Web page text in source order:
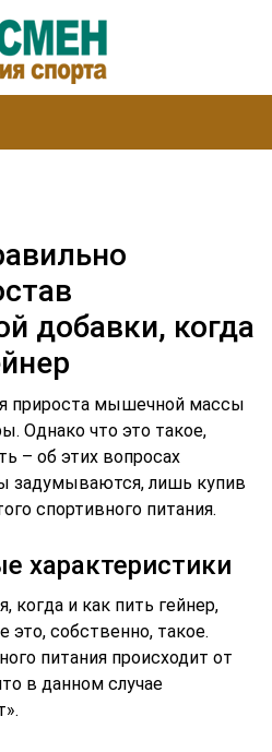
добавки, когда
прироста мышечной массы
Однако что это такое,
– об этих вопросах
задумываются, лишь купив
спортивного питания.
характеристики
когда и как пить гейнер,
собственно, такое.
питания происходит от
в данном случае